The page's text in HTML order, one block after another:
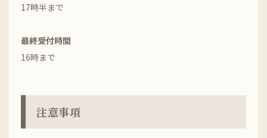
17時半まで
最終受付時間
16時まで
注意事項